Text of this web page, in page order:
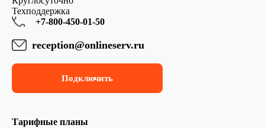
Техподдержка
+7-800-450-01-50
reception@onlineserv.ru
Подключить
Тарифные планы